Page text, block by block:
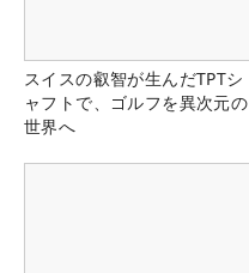
スイスの叡智が生んだTPTシ
ャフトで、ゴルフを異次元の
世界へ